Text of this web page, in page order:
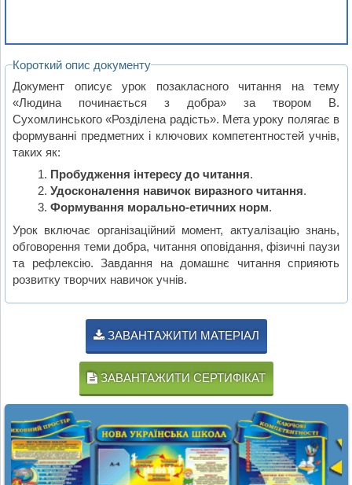
Короткий опис документу
Документ описує урок позакласного читання на тему
«Людина починається з добра» за твором В.
Сухомлинського «Розділена радість». Мета уроку полягає в
формуванні предметних і ключових компетентностей учнів,
таких як:
Пробудження інтересу до читання.
Удосконалення навичок виразного читання.
Формування морально-етичних норм.
Урок включає організаційний момент, актуалізацію знань,
обговорення теми добра, читання оповідання, фізичні паузи
та рефлексію. Завдання на домашнє читання сприяють
розвитку творчих навичок учнів.
ЗАВАНТАЖИТИ МАТЕРІАЛ
ЗАВАНТАЖИТИ СЕРТИФІКАТ